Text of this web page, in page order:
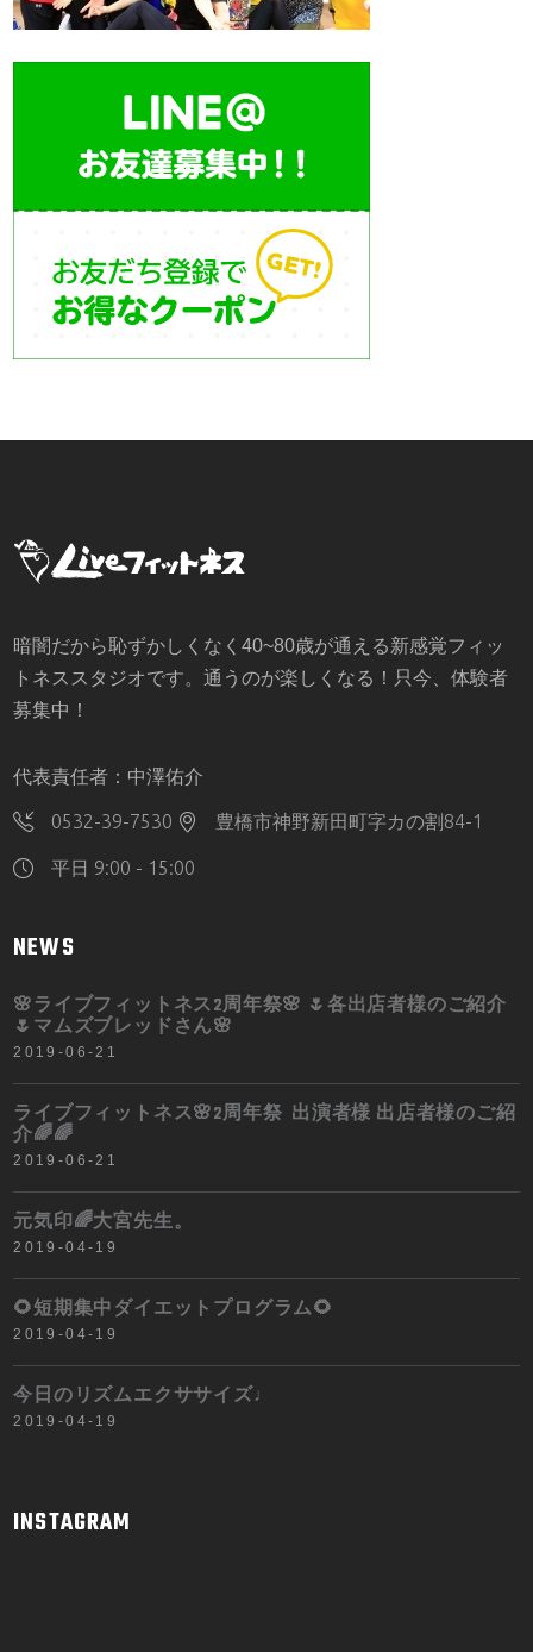
暗闇だから恥ずかしくなく40~80歳が通える新感覚フィッ
トネススタジオです。通うのが楽しくなる！只今、体験者
募集中！
代表責任者：中澤佑介
0532-39-7530 豊橋市神野新田町字カの割84-1
平日 9:00 - 15:00
NEWS
🌸ライブフィットネス2周年祭🌸 🌷各出店者様のご紹介
🌷マムズブレッドさん🌸
2019-06-21
ライブフィットネス🌸2周年祭 出演者様 出店者様のご紹
介🌈🌈
2019-06-21
元気印🌈大宮先生。
2019-04-19
🌻短期集中ダイエットプログラム🌻
2019-04-19
今日のリズムエクササイズ♩
2019-04-19
INSTAGRAM